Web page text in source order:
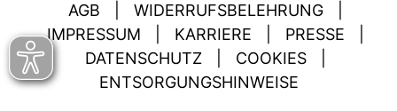
AGB WIDERRUFSBELEHRUNG
IMPRESSUM
KARRIERE PRESSE
DATENSCHUTZ
COOKIES
ENTSORGUNGSHINWEISE